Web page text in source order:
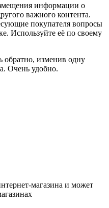
информации о
важного контента.
покупателя вопросы
Используйте её по своему
обратно, изменив одну
Очень удобно.
магазина и может